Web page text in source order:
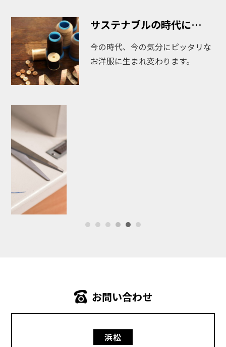
サステナブルの時代に…
今の時代、今の気分にピッタリな
お洋服に生まれ変わります。
お問い合わせ
浜松